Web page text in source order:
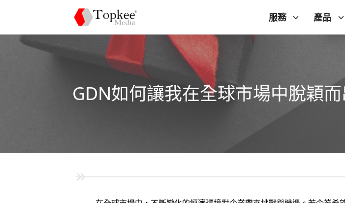
服務 產品
GDN如何讓我在全球市場中脫穎